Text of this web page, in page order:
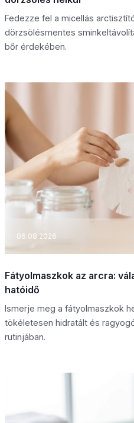
Fedezze fel a micellás
dörzsölésmentes
bőr érdekében.
06.08.2026
Fátyolmaszkok az arcra:
hatóidő
Ismerje meg a fátyolmaszkok
tökéletesen hidratált és
rutinjában.